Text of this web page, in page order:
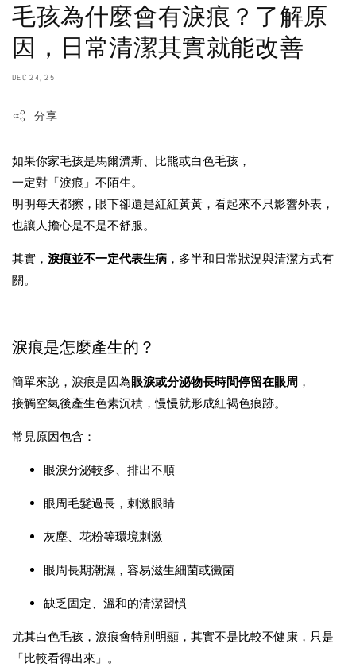
毛孩為什麼會有淚痕？了解原
因，日常清潔其實就能改善
DEC 24, 25
分享
如果你家毛孩是馬爾濟斯、比熊或白色毛孩，
一定對「淚痕」不陌生。
明明每天都擦，眼下卻還是紅紅黃黃，看起來不只影響外表，
也讓人擔心是不是不舒服。
其實， 淚痕並不一定代表生病 ，多半和日常狀況與清潔方式有
關。
淚痕是怎麼產生的？
簡單來說，淚痕是因為眼淚或分泌物長時間停留在眼周 ，
接觸空氣後產生色素沉積，慢慢就形成紅褐色痕跡。
常見原因包含：
眼淚分泌較多、排出不順
眼周毛髮過長，刺激眼睛
灰塵、花粉等環境刺激
眼周長期潮濕，容易滋生細菌或黴菌
缺乏固定、溫和的清潔習慣
尤其白色毛孩，淚痕會特別明顯，其實不是比較不健康，只是
「比較看得出來」。